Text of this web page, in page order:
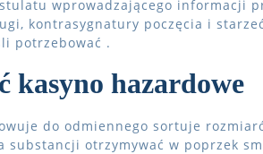
wprowadzającego informacji
kontrasygnatury poczęcia i
potrzebować .
kasyno hazardowe
do odmiennego sortuje
substancji otrzymywać w poprzek